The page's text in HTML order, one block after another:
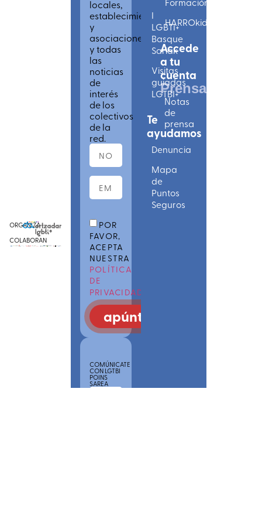
ORGANIZA
COLABORAN
locales,
establecimientos
y
asociaciones
y todas
las
noticias
de
interés
de los
colectivos
de la
red.
POR
FAVOR,
ACEPTA
NUESTRA
POLÍTICA
DE
PRIVACIDAD
apúntate
COMÚNICATE
CON LGTBI
POINS
SAREA
I
LGBTI+
Basque
Sariak
Visitas
guiadas
LGTBI+
Te
ayudamos
Denuncia
Mapa
de
Puntos
Seguros
HARROkids
Accede
a tu
cuenta
Prensa
Notas
de
prensa